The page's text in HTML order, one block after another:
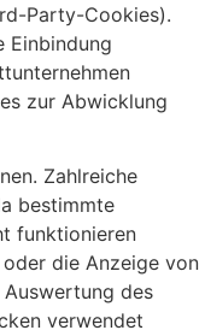
Party-Cookies).
Einbindung
zur Abwicklung
Zahlreiche
bestimmte
funktionieren
die Anzeige von
des
verwendet